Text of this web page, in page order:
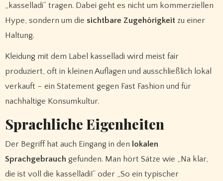
„kasselladi“ tragen. Dabei geht es nicht um kommerziellen
Hype, sondern um die sichtbare Zugehörigkeitzu einer
Haltung.
Kleidung mit dem Label kasselladi wird meist fair
produziert, oft in kleinen Auflagen und ausschließlich lokal
verkauft – ein Statement gegen Fast Fashion und für
nachhaltige Konsumkultur.
Sprachliche Eigenheiten
Der Begriff hat auch Eingang in den lokalen
Sprachgebrauch gefunden. Man hört Sätze wie „Na klar,
die ist voll die kasselladi!“ oder „So ein typischer